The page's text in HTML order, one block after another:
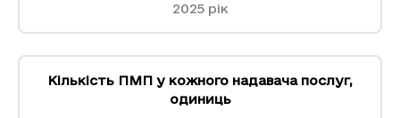
2025рік
Кількість ПМП у кожного надавача послуг,
одиниць